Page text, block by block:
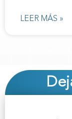
LEER MÁS »